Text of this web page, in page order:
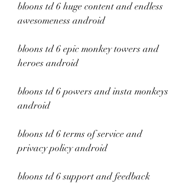
bloons td 6 huge content and endless
awesomeness android
bloons td 6 epic monkey towers and
heroes android
bloons td 6 powers and insta monkeys
android
bloons td 6 terms of service and
privacy policy android
bloons td 6 support and feedback